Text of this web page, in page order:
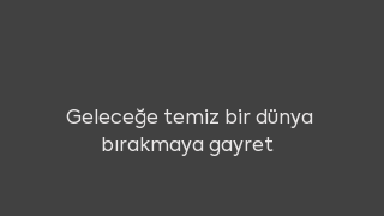
Geleceğe temiz bir dünya
bırakmaya gayret